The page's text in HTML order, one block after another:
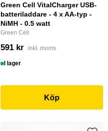
Green Cell VitalCharger USB-
batteriladdare - 4 x AA-typ -
NiMH - 0.5 watt
Green Cell
591 kr inkl. moms
I lager
Köp